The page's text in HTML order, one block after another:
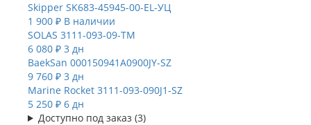
Skipper SK683-45945-00-EL-УЦ
1 900 ₽ В наличии
SOLAS 3111-093-09-TM
6 080 ₽ 3 дн
BaekSan 000150941A0900JY-SZ
9 760 ₽ 3 дн
Marine Rocket 3111-093-090J1-SZ
5 250 ₽ 6 дн
Доступно под заказ (3)